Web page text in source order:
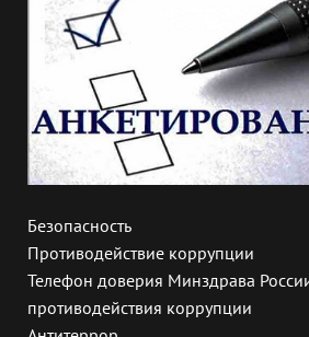
Безопасность
Противодействие коррупции
Телефон доверия Минздрава
противодействия коррупции